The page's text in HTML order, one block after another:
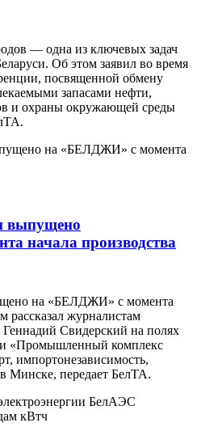
— одна из ключевых задач
Об этом заявил во время
посвященной обмену
запасами нефти,
и охраны окружающей среды
выпущено
начала производства
на «БЕЛДЖИ» с момента
рассказал журналистам
Свидерский на полях
«Промышленный комплекс
импортонезависимость,
Минске, передает БелТА.